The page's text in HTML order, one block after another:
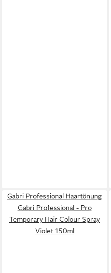
Gabri Professional Haartönung
Gabri Professional - Pro
Temporary Hair Colour Spray
Violet 150ml